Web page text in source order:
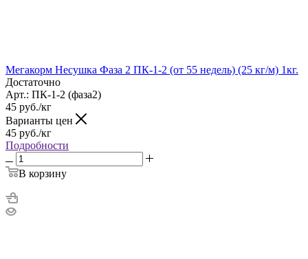
Мегакорм Несушка Фаза 2 ПК-1-2 (от 55 недель) (25 кг/м) 1кг.
Достаточно
Арт.: ПК-1-2 (фаза2)
45 руб./кг
Варианты цен
45 руб./кг
Подробности
В корзину